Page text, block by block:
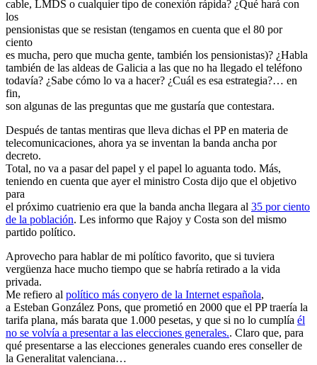
cable, LMDS o cualquier tipo de conexión rápida? ¿Qué hará con
los
pensionistas que se resistan (tengamos en cuenta que el 80 por
ciento
es mucha, pero que mucha gente, también los pensionistas)? ¿Habla
también de las aldeas de Galicia a las que no ha llegado el teléfono
todavía? ¿Sabe cómo lo va a hacer? ¿Cuál es esa estrategia?… en
fin,
son algunas de las preguntas que me gustaría que contestara.
Después de tantas mentiras que lleva dichas el PP en materia de
telecomunicaciones, ahora ya se inventan la banda ancha por
decreto.
Total, no va a pasar del papel y el papel lo aguanta todo. Más,
teniendo en cuenta que ayer el ministro Costa dijo que el objetivo
para
el próximo cuatrienio era que la banda ancha llegara al 35 por ciento
de la población. Les informo que Rajoy y Costa son del mismo
partido político.
Aprovecho para hablar de mi político favorito, que si tuviera
vergüenza hace mucho tiempo que se habría retirado a la vida
privada.
Me refiero al político más conyero de la Internet española,
a Esteban González Pons, que prometió en 2000 que el PP traería la
tarifa plana, más barata que 1.000 pesetas, y que si no lo cumplía él
no se volvía a presentar a las elecciones generales.. Claro que, para
qué presentarse a las elecciones generales cuando eres conseller de
la Generalitat valenciana…